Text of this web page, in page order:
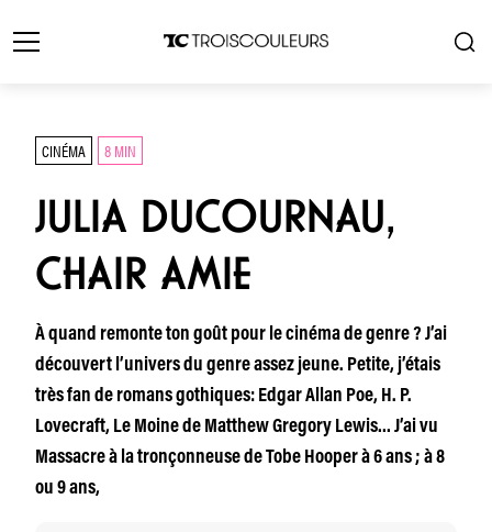
CINÉMA 8 MIN
JULIA DUCOURNAU,
CHAIR AMIE
À quand remonte ton goût pour le cinéma de genre ? J’ai
découvert l’univers du genre assez jeune. Petite, j’étais
très fan de romans gothiques: Edgar Allan Poe, H. P.
Lovecraft, Le Moine de Matthew Gregory Lewis… J’ai vu
Massacre à la tronçonneuse de Tobe Hooper à 6 ans ; à 8
ou 9 ans,